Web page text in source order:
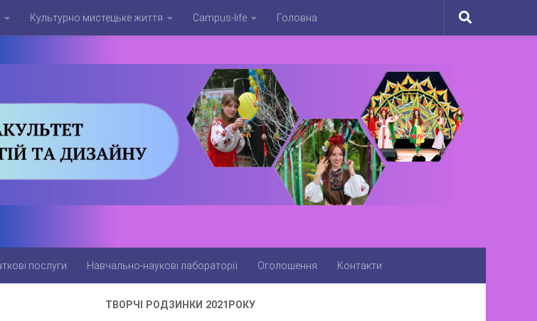
Культурно мистецьке життя Campus-life Головна
послуги Навчально-наукові лабораторії Оголошення Контакти
ТВОРЧІ РОДЗИНКИ 2021РОКУ